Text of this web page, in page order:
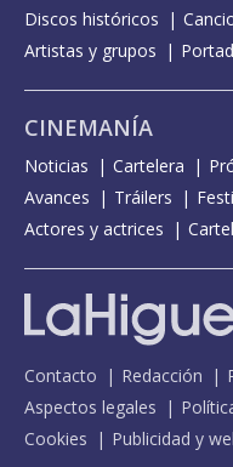
Solo yo - con la letra
Sonqueson - con la letra
Te veré cuando yo
Tu madre es una cabra
Una mirada - con Ska-P
Una mirada - con Ska-P
Veo lo que hay - con la
Where do we go? - con
Discos históricos
Artistas y grupos
CINEMANÍA
Noticias Cartelera
Avances
Tráilers
Actores y actrices
Contacto Redacción
Aspectos legales
Cookies
Publicidad y